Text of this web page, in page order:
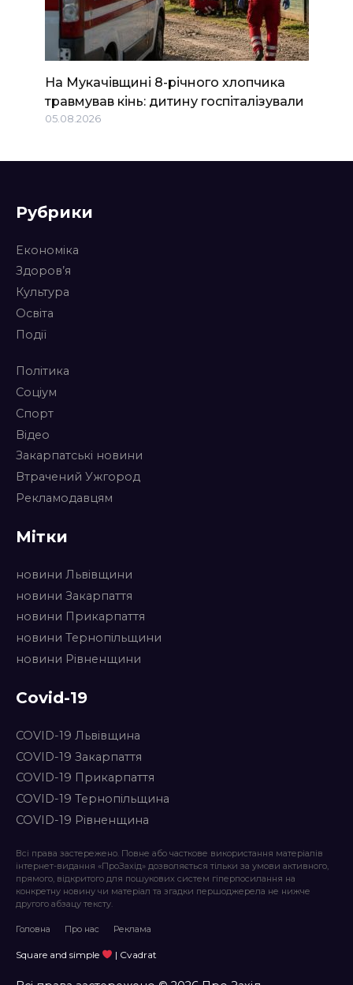
На Мукачівщині 8-річного хлопчика
травмував кінь: дитину госпіталізували
05.08.2026
Рубрики
Економіка
Здоров’я
Культура
Освіта
Події
Політика
Соціум
Спорт
Відео
Закарпатські новини
Втрачений Ужгород
Рекламодавцям
Мітки
новини Львівщини
новини Закарпаття
новини Прикарпаття
новини Тернопільщини
новини Рівненщини
Covid-19
COVID-19 Львівщина
COVID-19 Закарпаття
COVID-19 Прикарпаття
COVID-19 Тернопільщина
COVID-19 Рівненщина
Всі права застережено. Повне або часткове використання матеріалів
інтернет-видання «ПроЗахід» дозволяється тільки за умови активного,
прямого, відкритого для пошукових систем гіперпосилання на
конкретну новину чи матеріал та згадки першоджерела не нижче
другого абзацу тексту.
Головна Про нас Реклама
Square and simple | Cvadrat